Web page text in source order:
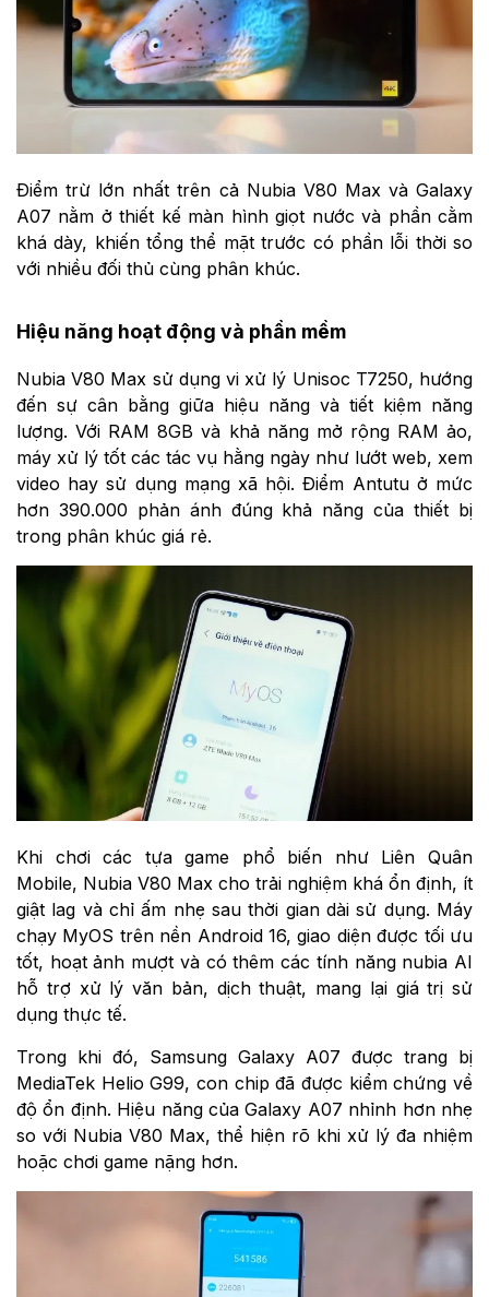
Điểm trừ lớn nhất trên cả Nubia V80 Max và Galaxy
A07 nằm ở thiết kế màn hình giọt nước và phần cằm
khá dày, khiến tổng thể mặt trước có phần lỗi thời so
với nhiều đối thủ cùng phân khúc.
Hiệu năng hoạt động và phần mềm
Nubia V80 Max sử dụng vi xử lý Unisoc T7250, hướng
đến sự cân bằng giữa hiệu năng và tiết kiệm năng
lượng. Với RAM 8GB và khả năng mở rộng RAM ảo,
máy xử lý tốt các tác vụ hằng ngày như lướt web, xem
video hay sử dụng mạng xã hội. Điểm Antutu ở mức
hơn 390.000 phản ánh đúng khả năng của thiết bị
trong phân khúc giá rẻ.
Khi chơi các tựa game phổ biến như Liên Quân
Mobile, Nubia V80 Max cho trải nghiệm khá ổn định, ít
giật lag và chỉ ấm nhẹ sau thời gian dài sử dụng. Máy
chạy MyOS trên nền Android 16, giao diện được tối ưu
tốt, hoạt ảnh mượt và có thêm các tính năng nubia AI
hỗ trợ xử lý văn bản, dịch thuật, mang lại giá trị sử
dụng thực tế.
Trong khi đó, Samsung Galaxy A07 được trang bị
MediaTek Helio G99, con chip đã được kiểm chứng về
độ ổn định. Hiệu năng của Galaxy A07 nhỉnh hơn nhẹ
so với Nubia V80 Max, thể hiện rõ khi xử lý đa nhiệm
hoặc chơi game nặng hơn.